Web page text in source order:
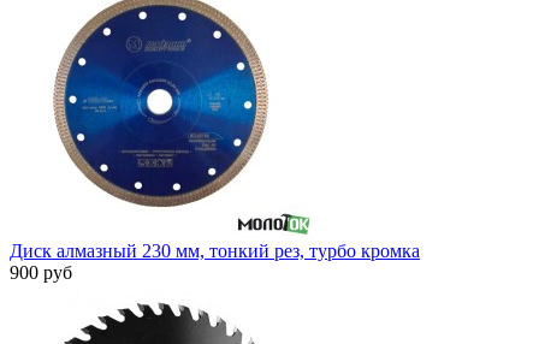
Диск алмазный 230 мм, тонкий рез, турбо кромка
900 руб